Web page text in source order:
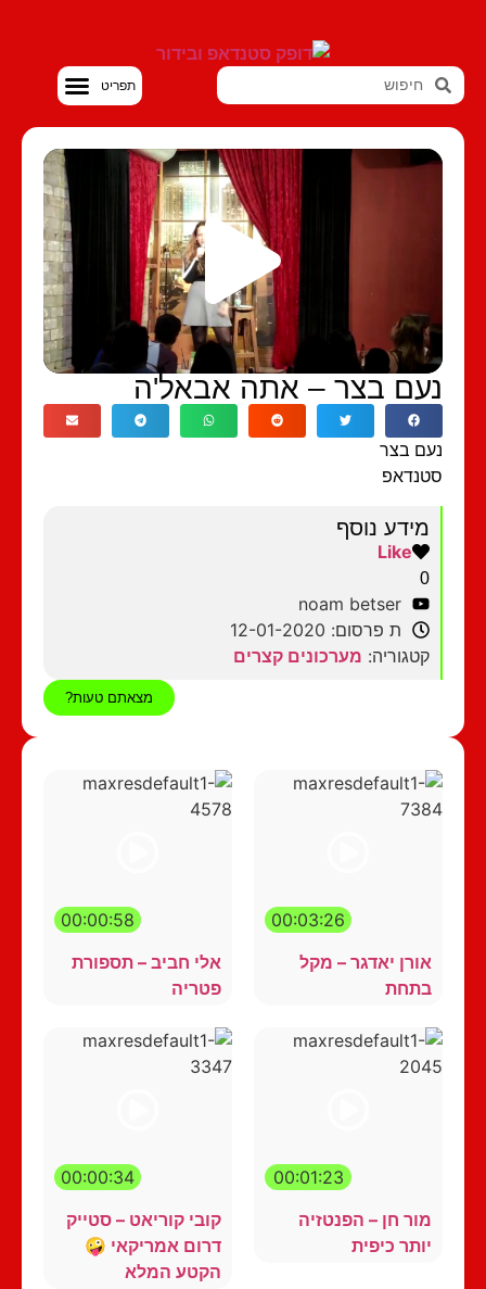
נעם בצר – אתה אבאל'ה
נעם בצר
סטנדאפ
מידע נוסף
Like
0
noam betser
ת פרסום: 12-01-2020
קטגוריה: מערכונים קצרים
מצאתם טעות?
00:03:26
אורן יאדגר – מקל
בתחת
00:00:58
אלי חביב – תספורת
פטריה
00:01:23
מור חן – הפנטזיה
יותר כיפית
00:00:34
קובי קוריאט – סטייק
דרום אמריקאי 🤪
הקטע המלא